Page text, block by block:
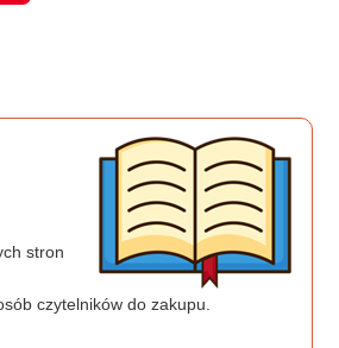
stron
czytelników do zakupu.